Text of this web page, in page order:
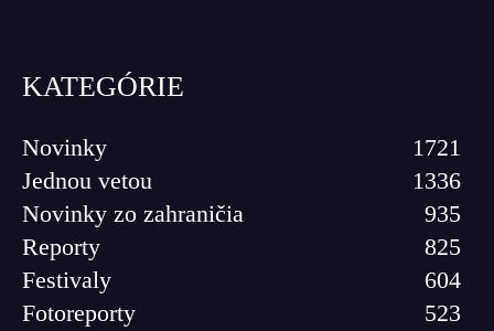
KATEGÓRIE
Novinky
1721
Jednou vetou
1336
Novinky zo zahraničia
935
Reporty
825
Festivaly
604
Fotoreporty
523